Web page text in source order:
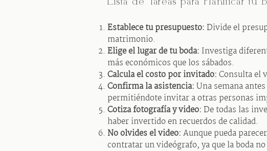
Establece tu presupuesto: Divide el
matrimonio.
Elige el lugar de tu boda: Investiga
más económicos que los sábados.
Calcula el costo por invitado: Consulta el
Confirma la asistencia: Una semana
permitiéndote invitar a otras personas
Cotiza fotografía y video: De todas las
haber invertido en recuerdos de calidad.
No olvides el video: Aunque pueda
contratar un videógrafo, ya que la boda